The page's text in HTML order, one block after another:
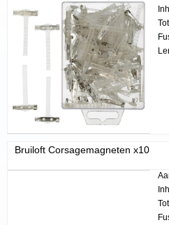
Bruiloft Corsagemagneten x10